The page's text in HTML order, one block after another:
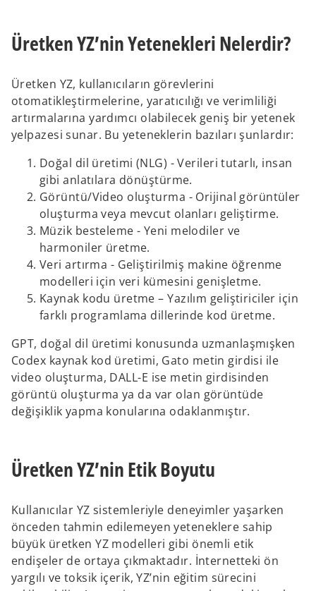
Üretken YZ’nin Yetenekleri Nelerdir?
Üretken YZ, kullanıcıların görevlerini
otomatikleştirmelerine, yaratıcılığı ve verimliliği
artırmalarına yardımcı olabilecek geniş bir yetenek
yelpazesi sunar. Bu yeteneklerin bazıları şunlardır:
Doğal dil üretimi (NLG) - Verileri tutarlı, insan
gibi anlatılara dönüştürme.
Görüntü/Video oluşturma - Orijinal görüntüler
oluşturma veya mevcut olanları geliştirme.
Müzik besteleme - Yeni melodiler ve
harmoniler üretme.
Veri artırma - Geliştirilmiş makine öğrenme
modelleri için veri kümesini genişletme.
Kaynak kodu üretme – Yazılım geliştiriciler için
farklı programlama dillerinde kod üretme.
GPT, doğal dil üretimi konusunda uzmanlaşmışken
Codex kaynak kod üretimi, Gato metin girdisi ile
video oluşturma, DALL-E ise metin girdisinden
görüntü oluşturma ya da var olan görüntüde
değişiklik yapma konularına odaklanmıştır.
Üretken YZ’nin Etik Boyutu
Kullanıcılar YZ sistemleriyle deneyimler yaşarken
önceden tahmin edilemeyen yeteneklere sahip
büyük üretken YZ modelleri gibi önemli etik
endişeler de ortaya çıkmaktadır. İnternetteki ön
yargılı ve toksik içerik, YZ’nin eğitim sürecini